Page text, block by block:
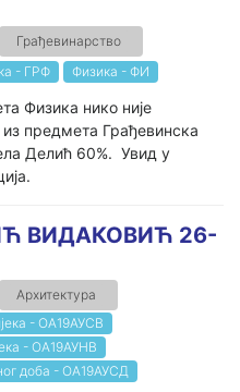
Грађевинарство
- ГРФ Физика - ФИ
Физика нико није
предмета Грађевинска
Делић 60%. Увид у
ВИДАКОВИЋ 26-
Архитектура
- ОА19АУСВ
- ОА19АУНВ
доба - ОА19АУСД